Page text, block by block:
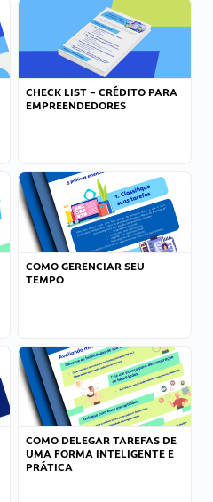
CHECK LIST – CRÉDITO PARA
EMPREENDEDORES
COMO GERENCIAR SEU
TEMPO
COMO DELEGAR TAREFAS DE
UMA FORMA INTELIGENTE E
PRÁTICA